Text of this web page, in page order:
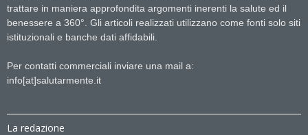
trattare in maniera approfondita argomenti inerenti la salute ed il
benessere a 360°. Gli articoli realizzati utilizzano come fonti solo siti
istituzionali e banche dati affidabili.
Per contatti commerciali inviare una mail a:
info[at]salutarmente.it
La redazione